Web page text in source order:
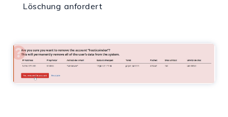
Löschung anfordert